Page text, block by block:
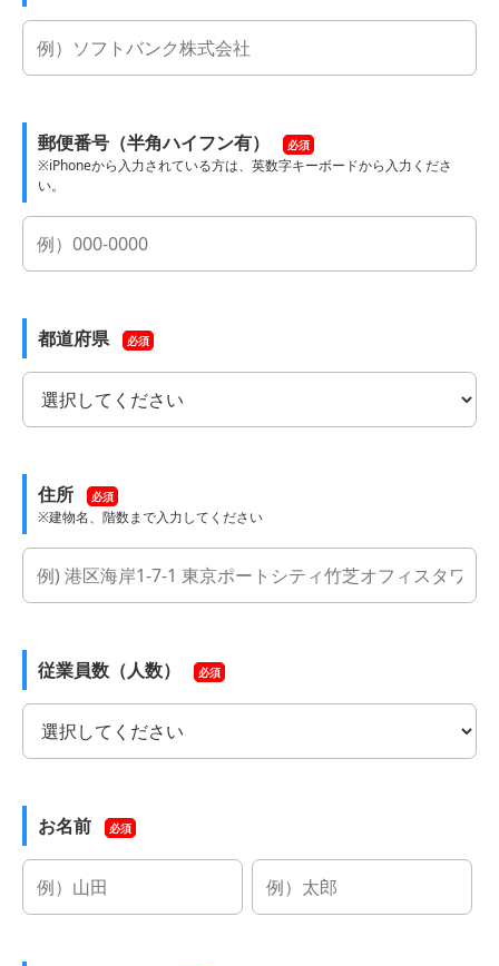
郵便番号（半角ハイフン有） 必須
※iPhoneから入力されている方は、英数字キーボードから入力くださ
い。
都道府県 必須
住所 必須
※建物名、階数まで入力してください
従業員数（人数） 必須
お名前 必須